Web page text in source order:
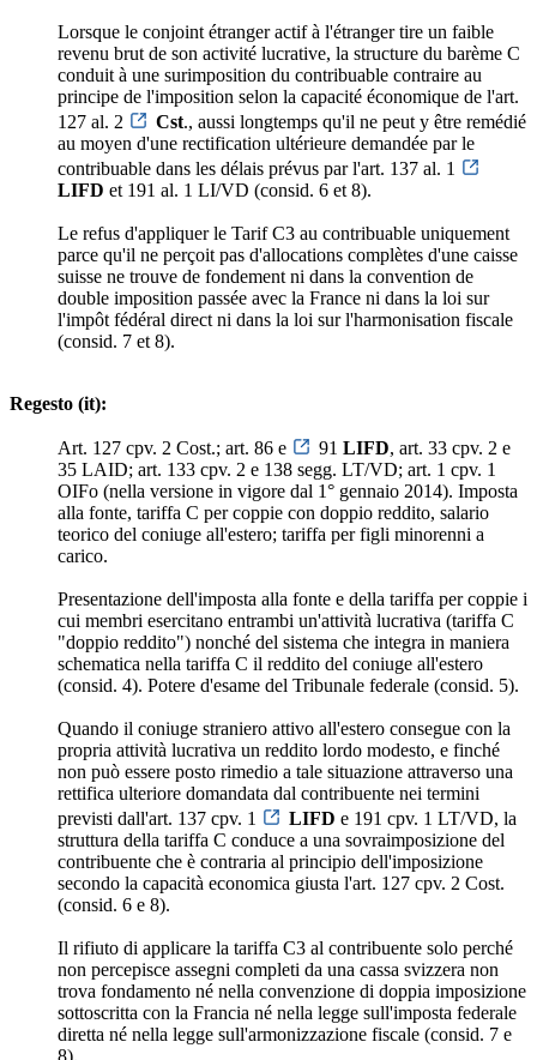
Lorsque le conjoint étranger actif à l'étranger tire un faible
revenu brut de son activité lucrative, la structure du barème C
conduit à une surimposition du contribuable contraire au
principe de l'imposition selon la capacité économique de l'art.
127 al. 2
Cst., aussi longtemps qu'il ne peut y être remédié
au moyen d'une rectification ultérieure demandée par le
contribuable dans les délais prévus par l'art. 137 al. 1
LIFD et 191 al. 1 LI/VD (consid. 6 et 8).
Le refus d'appliquer le Tarif C3 au contribuable uniquement
parce qu'il ne perçoit pas d'allocations complètes d'une caisse
suisse ne trouve de fondement ni dans la convention de
double imposition passée avec la France ni dans la loi sur
l'impôt fédéral direct ni dans la loi sur l'harmonisation fiscale
(consid. 7 et 8).
Regesto (it):
Art. 127 cpv. 2 Cost.; art. 86 e 91 LIFD, art. 33 cpv. 2 e
35 LAID; art. 133 cpv. 2 e 138 segg. LT/VD; art. 1 cpv. 1
OIFo (nella versione in vigore dal 1° gennaio 2014). Imposta
alla fonte, tariffa C per coppie con doppio reddito, salario
teorico del coniuge all'estero; tariffa per figli minorenni a
carico.
Presentazione dell'imposta alla fonte e della tariffa per coppie i
cui membri esercitano entrambi un'attività lucrativa (tariffa C
"doppio reddito") nonché del sistema che integra in maniera
schematica nella tariffa C il reddito del coniuge all'estero
(consid. 4). Potere d'esame del Tribunale federale (consid. 5).
Quando il coniuge straniero attivo all'estero consegue con la
propria attività lucrativa un reddito lordo modesto, e finché
non può essere posto rimedio a tale situazione attraverso una
rettifica ulteriore domandata dal contribuente nei termini
previsti dall'art. 137 cpv. 1
LIFD e 191 cpv. 1 LT/VD, la
struttura della tariffa C conduce a una sovraimposizione del
contribuente che è contraria al principio dell'imposizione
secondo la capacità economica giusta l'art. 127 cpv. 2 Cost.
(consid. 6 e 8).
Il rifiuto di applicare la tariffa C3 al contribuente solo perché
non percepisce assegni completi da una cassa svizzera non
trova fondamento né nella convenzione di doppia imposizione
sottoscritta con la Francia né nella legge sull'imposta federale
diretta né nella legge sull'armonizzazione fiscale (consid. 7 e
8).